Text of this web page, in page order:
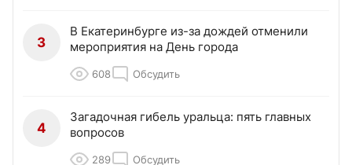
3
В Екатеринбурге из-за дождей отменили
мероприятия на День города
608 Обсудить
4
Загадочная гибель уральца: пять главных
вопросов
289 Обсудить